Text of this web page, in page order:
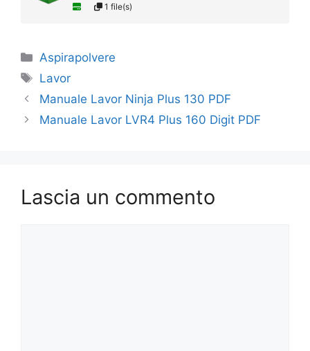
1 file(s)
Categorie
Aspirapolvere
Tag
Lavor
Manuale Lavor Ninja Plus 130​ PDF
Manuale Lavor LVR4 Plus 160 Digit PDF
Lascia un commento